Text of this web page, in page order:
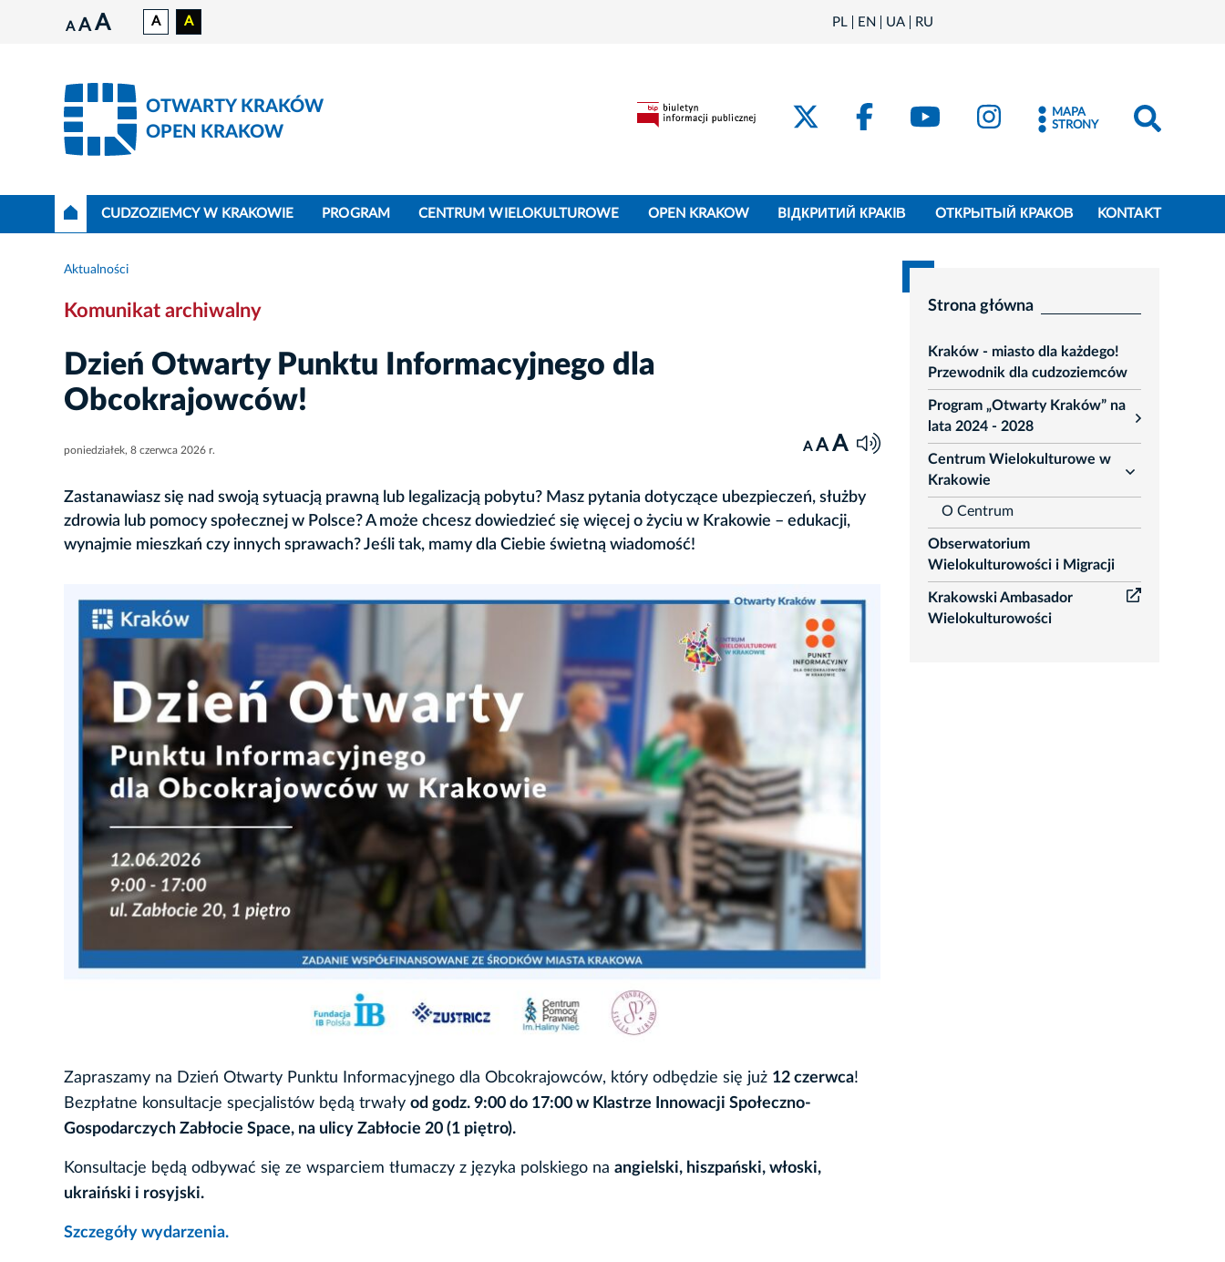
A A A A A PL EN UA RU
OTWARTY KRAKÓW
OPEN KRAKOW
MAPA
STRONY
CUDZOZIEMCY W KRAKOWIE PROGRAM CENTRUM WIELOKULTUROWE OPEN KRAKOW BIДКPИТИЙ КPAКIВ OТКPЫТЫЙ КPAКOВ KONTAKT
Aktualności
Komunikat archiwalny
Dzień Otwarty Punktu Informacyjnego dla
Obcokrajowców!
poniedziałek, 8 czerwca 2026 r. A A A
Zastanawiasz się nad swoją sytuacją prawną lub legalizacją pobytu? Masz pytania dotyczące ubezpieczeń, służby
zdrowia lub pomocy społecznej w Polsce? A może chcesz dowiedzieć się więcej o życiu w Krakowie – edukacji,
wynajmie mieszkań czy innych sprawach? Jeśli tak, mamy dla Ciebie świetną wiadomość!
Zapraszamy na Dzień Otwarty Punktu Informacyjnego dla Obcokrajowców, który odbędzie się już 12 czerwca!
Bezpłatne konsultacje specjalistów będą trwały od godz. 9:00 do 17:00 w Klastrze Innowacji Społeczno-
Gospodarczych Zabłocie Space, na ulicy Zabłocie 20 (1 piętro).
Konsultacje będą odbywać się ze wsparciem tłumaczy z języka polskiego na angielski, hiszpański, włoski,
ukraiński i rosyjski.
Szczegóły wydarzenia.
Strona główna
Kraków - miasto dla każdego!
Przewodnik dla cudzoziemców
Program „Otwarty Kraków” na
lata 2024 - 2028
rozwiń
Centrum Wielokulturowe w
Krakowie
rozwiń
O Centrum
Obserwatorium
Wielokulturowości i Migracji
Krakowski Ambasador
Wielokulturowości